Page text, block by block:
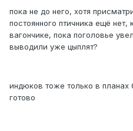
пока не до него, хотя
постоянного птичника ещё нет,
вагончике, пока поголовье
выводили уже цыплят?
индюков тоже только в планах
готово